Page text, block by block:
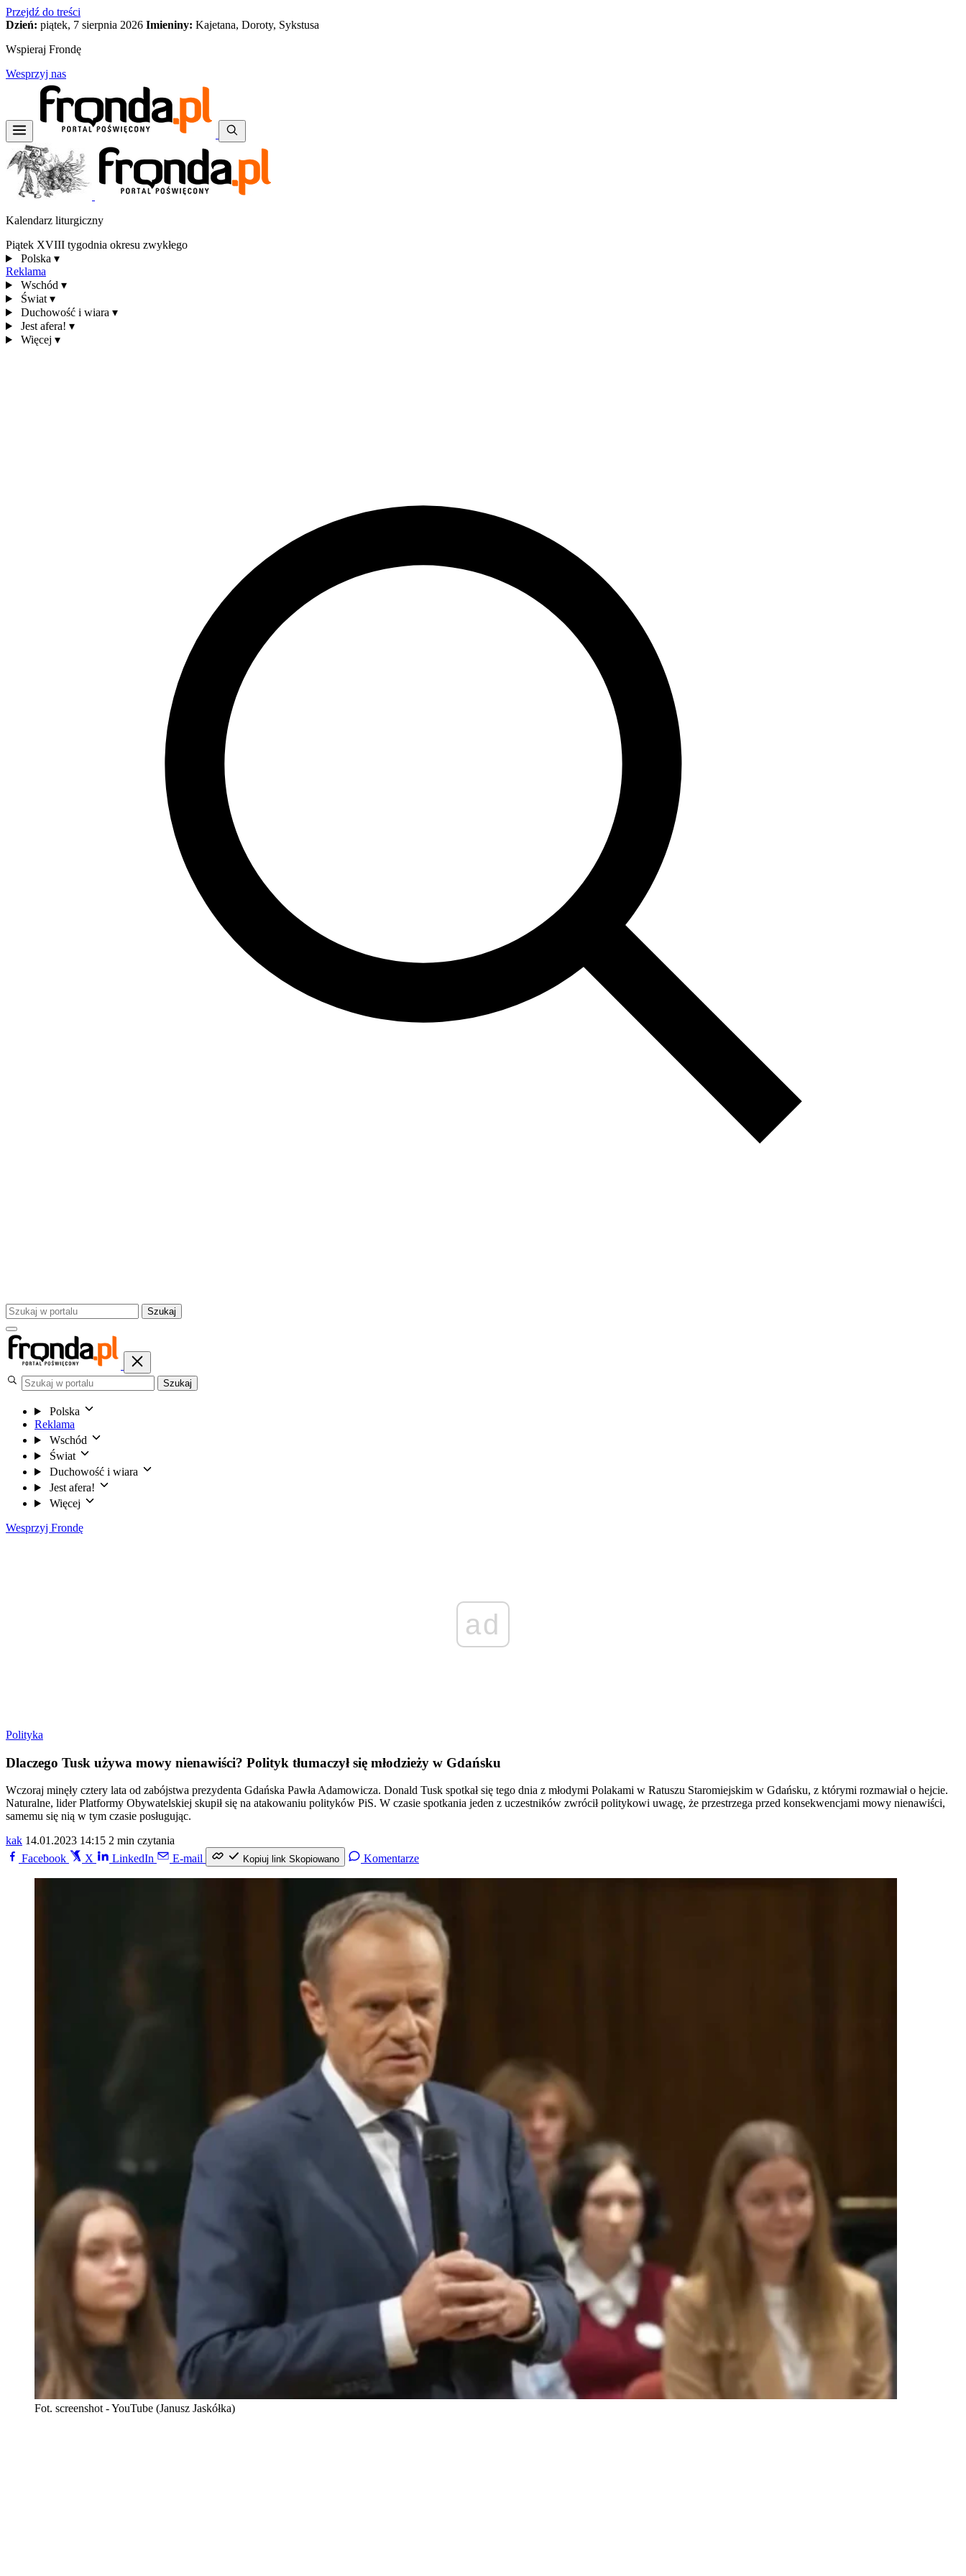
Przejdź do treści
Dzień: piątek, 7 sierpnia 2026 Imieniny: Kajetana, Doroty, Sykstusa
Wspieraj Frondę
Wesprzyj nas
Kalendarz liturgiczny
Piątek XVIII tygodnia okresu zwykłego
Polska ▾
Reklama
Wschód ▾
Świat ▾
Duchowość i wiara ▾
Jest afera! ▾
Więcej ▾
Szukaj
Szukaj
Polska
Reklama
Wschód
Świat
Duchowość i wiara
Jest afera!
Więcej
Wesprzyj Frondę
ad
Polityka
Dlaczego Tusk używa mowy nienawiści? Polityk tłumaczył się młodzieży w Gdańsku
Wczoraj minęły cztery lata od zabójstwa prezydenta Gdańska Pawła Adamowicza. Donald Tusk spotkał się tego dnia z młodymi Polakami w Ratuszu Staromiejskim w Gdańsku, z którymi rozmawiał o hejcie.
Naturalne, lider Platformy Obywatelskiej skupił się na atakowaniu polityków PiS. W czasie spotkania jeden z uczestników zwrócił politykowi uwagę, że przestrzega przed konsekwencjami mowy nienawiści,
samemu się nią w tym czasie posługując.
kak 14.01.2023 14:15 2 min czytania
Facebook
X LinkedIn E-mail Kopiuj link Skopiowano Komentarze
Fot. screenshot - YouTube (Janusz Jaskółka)